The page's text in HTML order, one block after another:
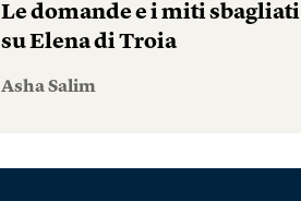
Le domande e i miti sbagliati
su Elena di Troia
Asha Salim